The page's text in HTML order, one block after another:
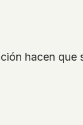
hacen que